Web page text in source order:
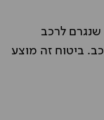
לרכב
ביטוח זה מוצע